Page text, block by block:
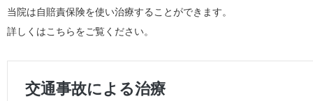
当院は自賠責保険を使い治療することができます。
詳しくはこちらをご覧ください。